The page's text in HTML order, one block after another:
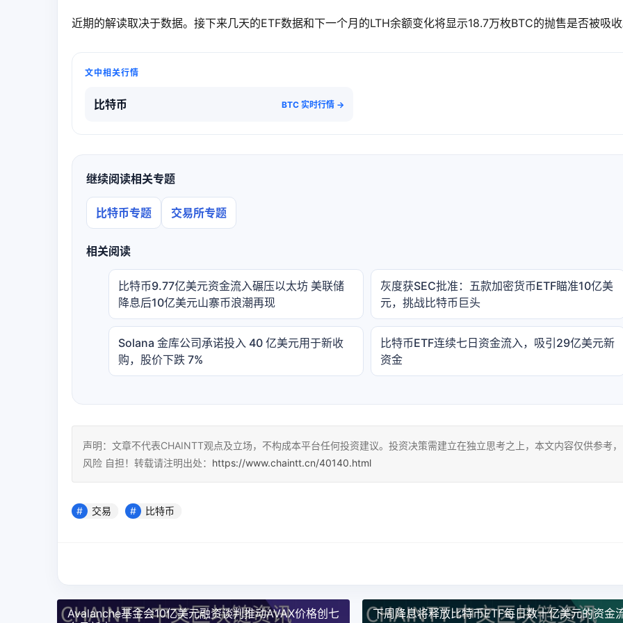
近期的解读取决于数据。接下来几天的ETF数据和下一个月的LTH余额变化将显示18.7万枚BTC的抛售是否被吸
文中相关行情
比特币 BTC 实时行情 →
继续阅读相关专题
比特币专题 交易所专题
相关阅读
比特币9.77亿美元资金流入碾压以太坊 美联储
降息后10亿美元山寨币浪潮再现
灰度获SEC批准：五款加密货币ETF瞄准10亿美
元，挑战比特币巨头
Solana 金库公司承诺投入 40 亿美元用于新收
购，股价下跌 7%
比特币ETF连续七日资金流入，吸引29亿美元新
资金
声明：文章不代表CHAINTT观点及立场，不构成本平台任何投资建议。投资决策需建立在独立思考之上，本文内容仅供参考，
风险 自担！转载请注明出处： https://www.chaintt.cn/40140.html
交易 比特币
Avalanche基金会10亿美元融资谈判推动AVAX价格创七
下周降息将释放比特币ETF每日数十亿美元的资金